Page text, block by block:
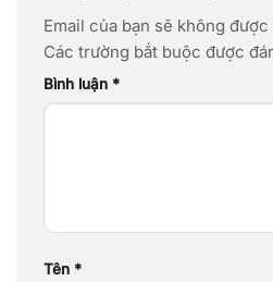
Email của bạn sẽ không
Các trường bắt buộc được
Bình luận *
Tên *